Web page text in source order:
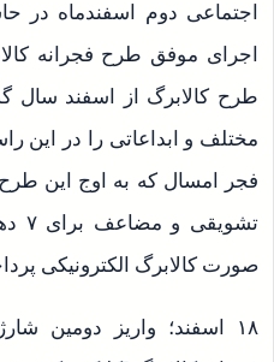
اجتماعی دوم اسفندماه در
اجرای موفق طرح فجرانه
طرح کالابرگ از اسفند سال
مختلف و ابداعاتی را در این
فجر امسال که به اوج این
صورت کالابرگ الکترونیکی